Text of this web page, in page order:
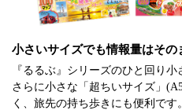
小さいサイズでも情報量はその
『るるぶ』シリーズのひと回り
さらに小さな「超ちいサイズ」
く、旅先の持ち歩きにも便利で